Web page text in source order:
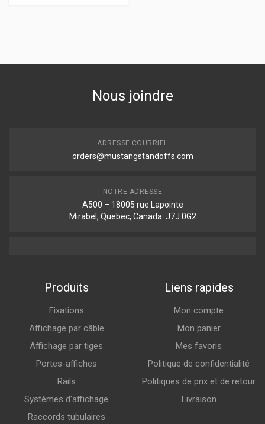
Nous joindre
ADRESSE COURRIEL
orders@mustangstandoffs.com
NOTRE ADRESSE
A500 – 18005 rue Lapointe
Mirabel, Quebec, Canada J7J 0G2
Produits
Fixations
Affichage par câble
Affichage par tiges
Portes-affiches
Rails
Systèmes d'affichage
Raccords tubulaires
Liens rapides
Mon compte
Mon panier
Mes favoris
Politique de confidentialité
Politiques de prix et de retour
Livraison